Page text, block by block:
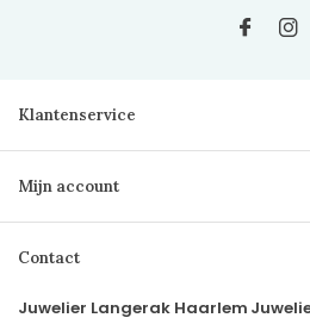
Klantenservice
Mijn account
Contact
Juwelier Langerak Haarlem